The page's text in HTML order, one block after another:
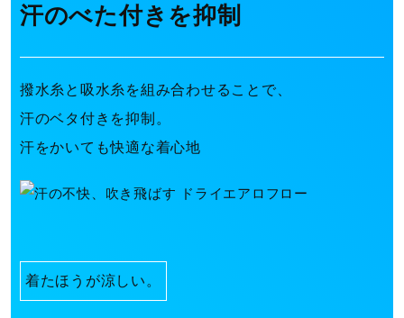
i
d
e
o
汗のべた付きを抑制
撥水糸と吸水糸を組み合わせることで、
汗のベタ付きを抑制。
汗をかいても快適な着心地
着たほうが涼しい。